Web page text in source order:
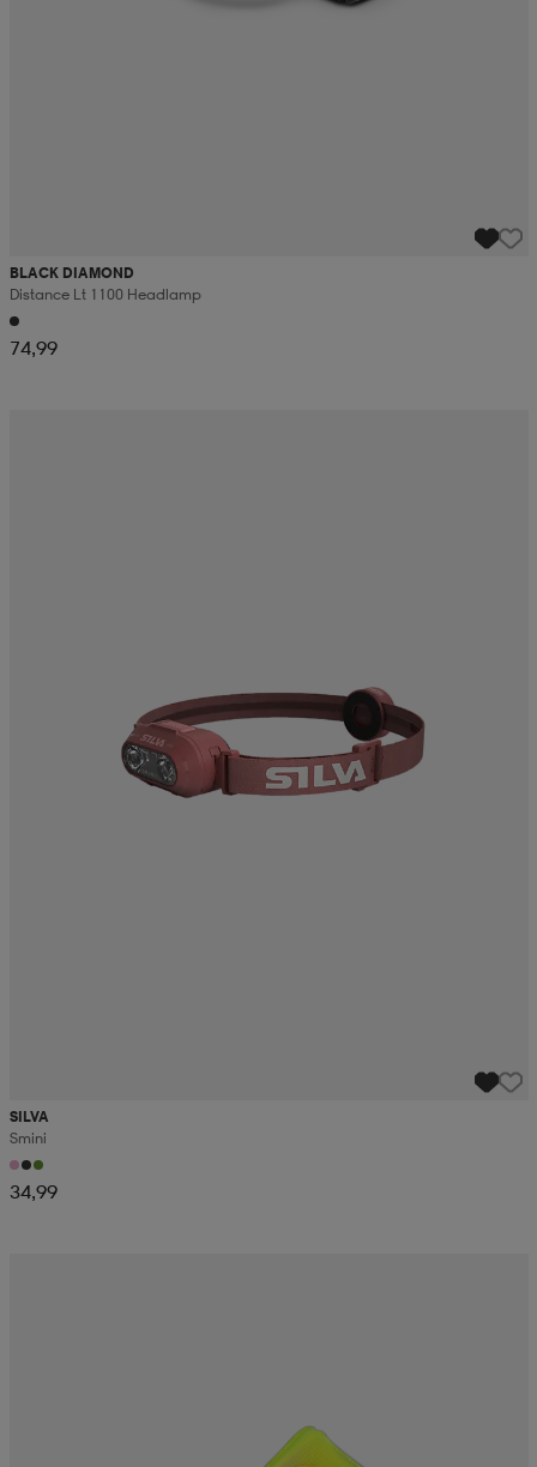
BLACK DIAMOND
Distance Lt 1100 Headlamp
74,99
SILVA
Smini
34,99